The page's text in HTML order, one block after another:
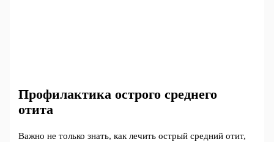
Профилактика острого среднего
отита
Важно не только знать, как лечить острый средний отит,